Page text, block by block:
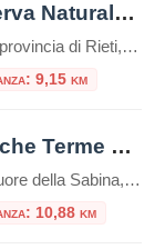
Riserva Naturale dei Laghi Lungo e Ripasottile
Nella provincia di Rieti, lontano dal caos delle grandi città e immerso nel cuore della Sabina, si trova un luogo incantevole e ancora poco conosciuto: la Riserva Naturale dei Laghi Lungo e Ripasottile. Questa area protetta, istituita nel 1985, è un vero e proprio paradiso per gli amanti della natura, del birdwatching e della tranquillità. Con […]
9,15 km
Antiche Terme di Vespasiano a Cittaducale
Nel cuore della Sabina, a pochi chilometri da Cittaducale in provincia di Rieti, si celano i resti di un passato glorioso: le Antiche Terme di Vespasiano. Questo suggestivo sito archeologico, immerso in un paesaggio che conserva ancora il fascino dell’antica campagna romana, testimonia la profonda connessione tra l’Impero Romano e le benefiche acque sorgive del […]
10,88 km